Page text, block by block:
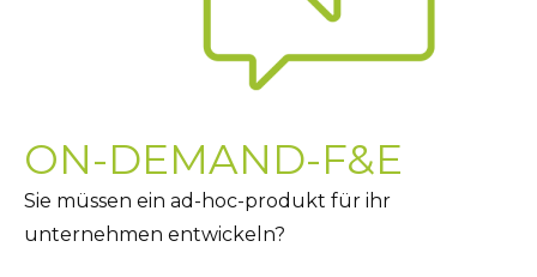
ON-DEMAND-F&E
Sie müssen ein ad-hoc-produkt für ihr
unternehmen entwickeln?